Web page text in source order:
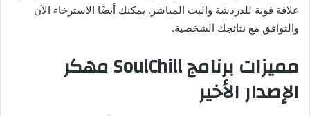
علاقة قوية للدردشة والبث المباشر. يمكنك أيضًا الاسترخاء الآن
والتوافق مع نتائجك الشخصية.
مميزات برنامج SoulChill مهكر
الإصدار الأخير